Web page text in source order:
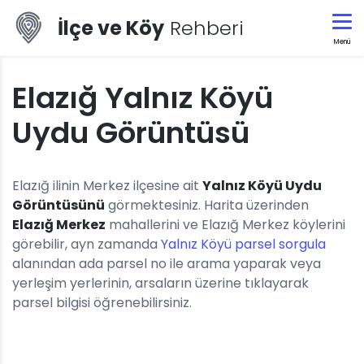
İlçe ve Köy Rehberi
Menü
Elazığ Yalnız Köyü
Uydu Görüntüsü
Elazığ ilinin Merkez ilçesine ait Yalnız Köyü Uydu
Görüntüsünü görmektesiniz. Harita üzerinden
Elazığ Merkez mahallerini ve Elazığ Merkez köylerini
görebilir, ayn zamanda Yalnız Köyü parsel sorgula
alanından ada parsel no ile arama yaparak veya
yerleşim yerlerinin, arsaların üzerine tıklayarak
parsel bilgisi öğrenebilirsiniz.